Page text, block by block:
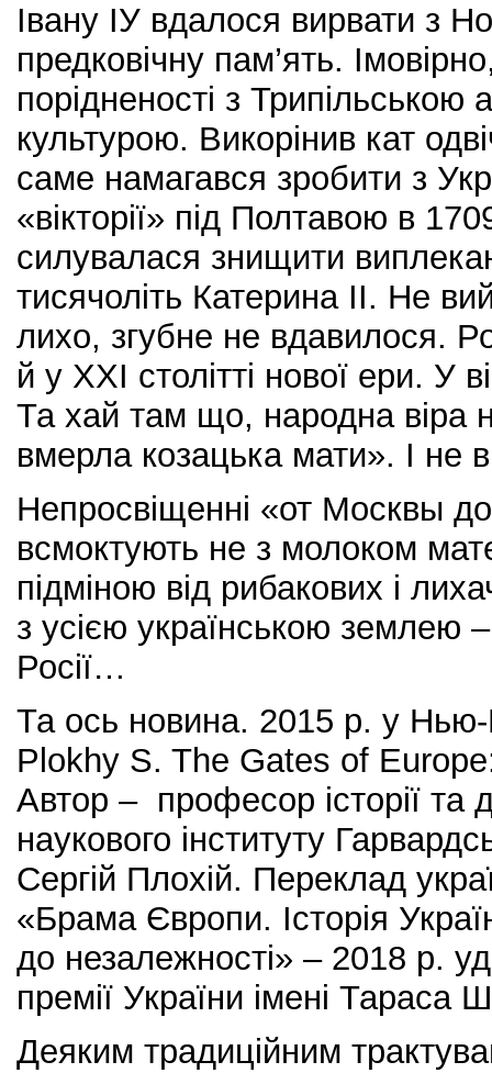
Івану ІУ вдалося вирвати з
предковічну пам’ять.
порідненості з Трипільською
культурою. Викорінив кат
саме намагався зробити з
«вікторії» під Полтавою в
силувалася знищити
тисячоліть Катерина ІІ. Не
лихо, згубне не вдавилося.
й у ХХІ столітті нової ери. У
Та хай там що, народна віра
вмерла козацька мати». І не
Непросвіщенні «от Москвы
всмоктують не з молоком
підміною від рибакових і
з усією українською землею –
Росії…
Та ось новина. 2015 р. у
Plokhy S. The Gates of
Автор – професор історії та
наукового інституту
Сергій Плохій. Переклад
«Брама Європи. Історія
до незалежності» – 2018 р.
премії України імені Тараса
Деяким традиційним